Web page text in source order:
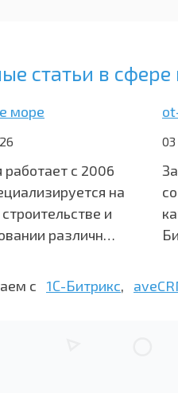
статьи в
море
с 2006
на
и
различн…
с 1С-Битрикс,